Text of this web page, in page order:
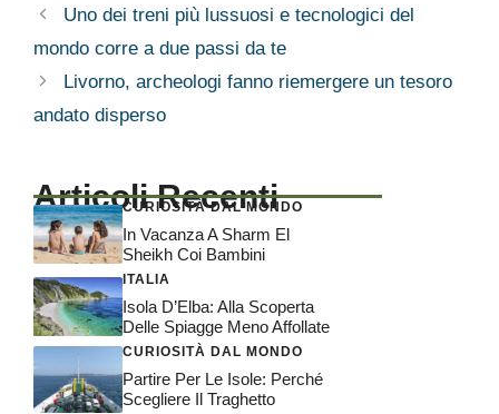
Uno dei treni più lussuosi e tecnologici del
mondo corre a due passi da te
Livorno, archeologi fanno riemergere un tesoro
andato disperso
Articoli Recenti
CURIOSITÀ DAL MONDO
In Vacanza A Sharm El
Sheikh Coi Bambini
ITALIA
Isola D’Elba: Alla Scoperta
Delle Spiagge Meno Affollate
CURIOSITÀ DAL MONDO
Partire Per Le Isole: Perché
Scegliere Il Traghetto